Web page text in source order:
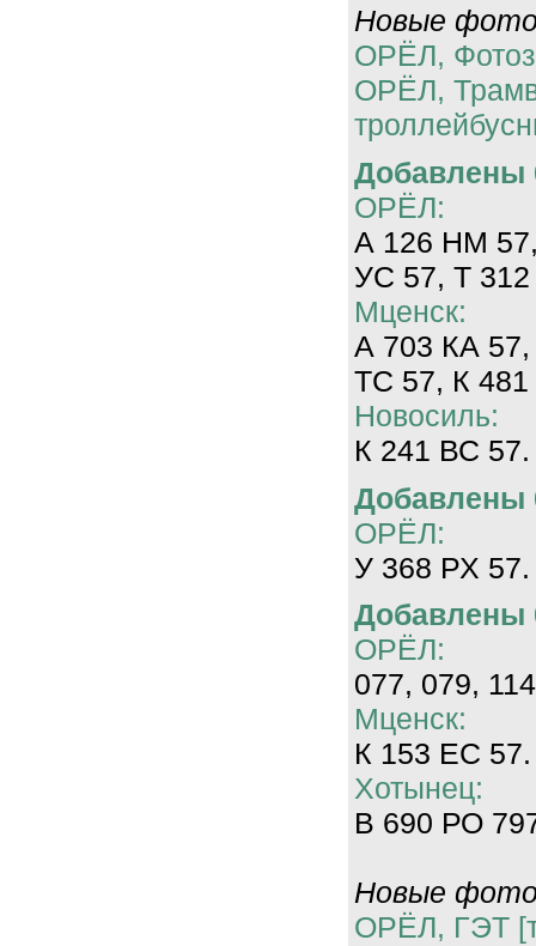
Новые
ОРЁЛ,
ОРЁЛ,
Добавлены
ОРЁЛ:
А 126 НМ
УС 57, Т
Мценск:
А 703 КА
ТС 57, К
Новосиль:
К 241 ВС 57.
Добавлены
ОРЁЛ:
У 368 РХ 57.
Добавлены
ОРЁЛ:
077, 079,
Мценск:
К 153 ЕС 57.
Хотынец:
В 690 РО
Новые
ОРЁЛ, ГЭТ